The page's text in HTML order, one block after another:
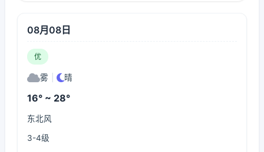
08月08日
优
雾 晴
16° ~ 28°
东北风
3-4级